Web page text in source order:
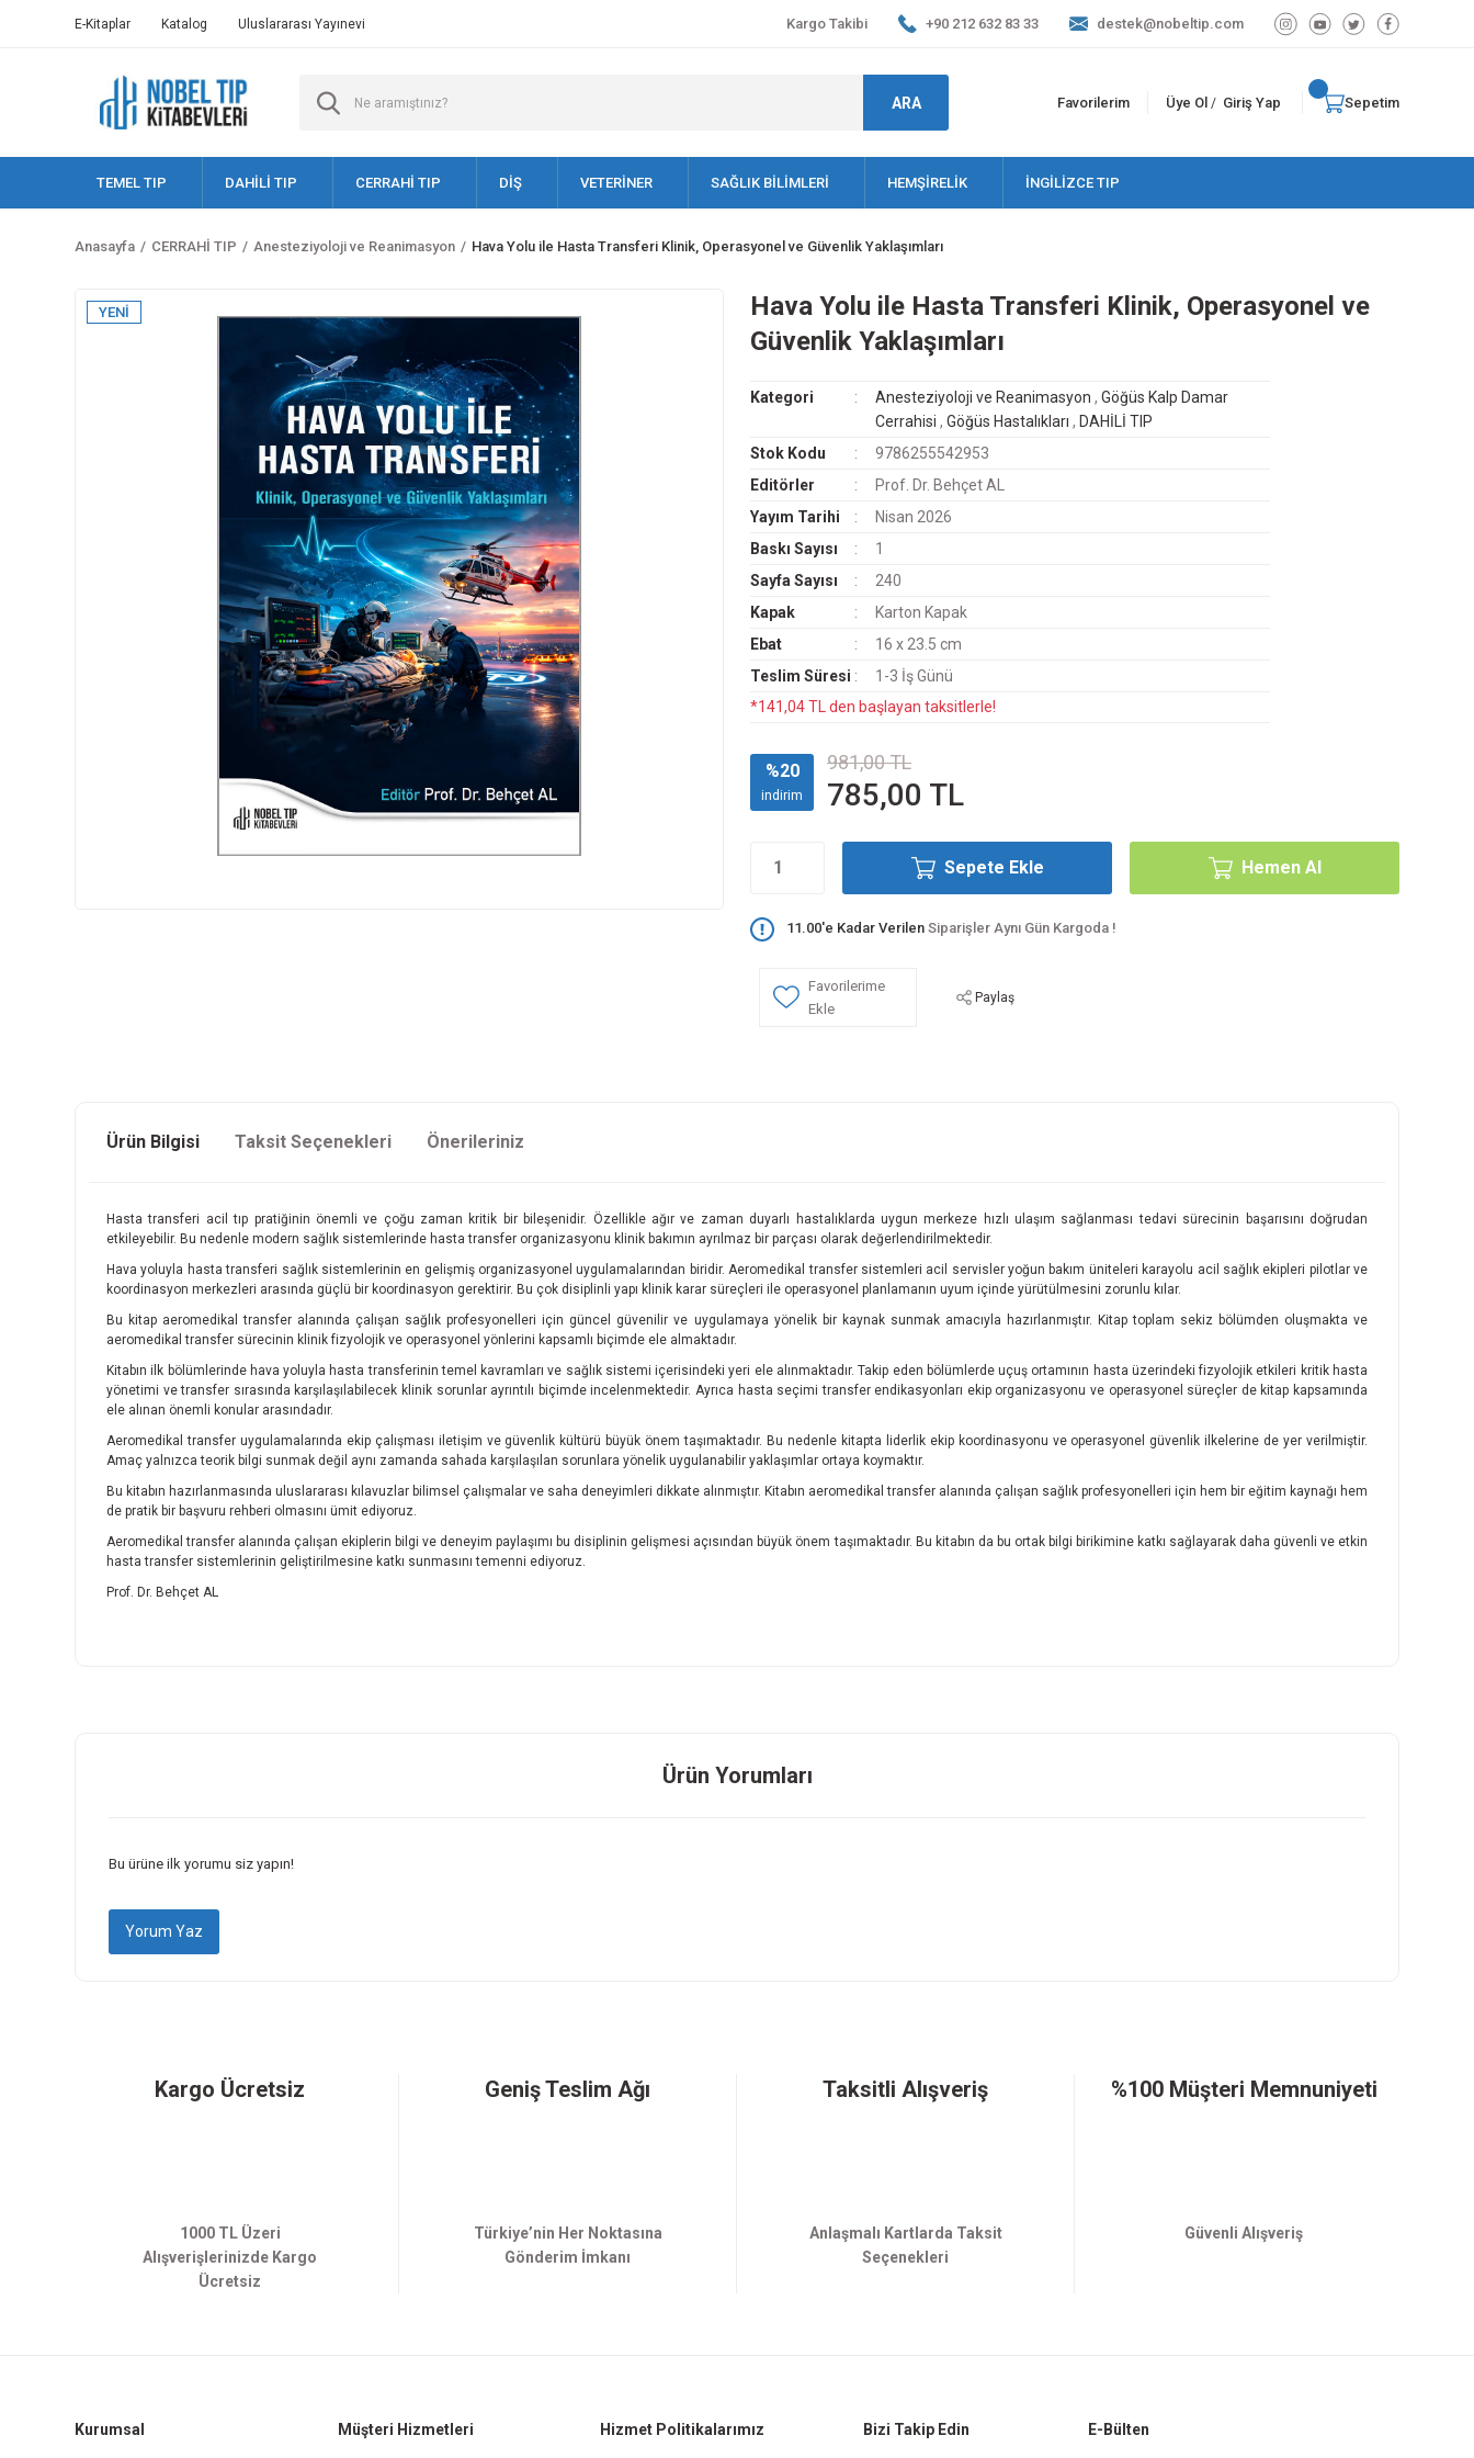
E-Kitaplar Katalog Uluslararası Yayınevi Kargo Takibi +90 212 632 83 33 destek@nobeltip.com
ARA Favorilerim Üye Ol / Giriş Yap Sepetim
TEMEL TIP DAHİLİ TIP CERRAHİ TIP DİŞ VETERİNER SAĞLIK BİLİMLERİ HEMŞİRELİK İNGİLİZCE TIP
Anasayfa CERRAHİ TIP Anesteziyoloji ve Reanimasyon Hava Yolu ile Hasta Transferi Klinik, Operasyonel ve Güvenlik Yaklaşımları
YENİ
Hava Yolu ile Hasta Transferi Klinik, Operasyonel ve
Güvenlik Yaklaşımları
Kategori Anesteziyoloji ve Reanimasyon , Göğüs Kalp Damar
Cerrahisi , Göğüs Hastalıkları , DAHİLİ TIP
Stok Kodu
9786255542953
Editörler
Prof. Dr. Behçet AL
Yayım Tarihi
Nisan 2026
Baskı Sayısı
1
Sayfa Sayısı
240
Kapak
Karton Kapak
Ebat
16 x 23.5 cm
Teslim Süresi
1-3 İş Günü
*141,04 TL den başlayan taksitlerle!
%20
indirim
981,00 TL
785,00 TL
Sepete Ekle Hemen Al
11.00'e Kadar Verilen Siparişler Aynı Gün Kargoda !
Paylaş
Ürün Bilgisi Taksit Seçenekleri Önerileriniz
Hasta transferi acil tıp pratiğinin önemli ve çoğu zaman kritik bir bileşenidir. Özellikle ağır ve zaman duyarlı hastalıklarda uygun merkeze hızlı ulaşım sağlanması tedavi sürecinin başarısını doğrudan
etkileyebilir. Bu nedenle modern sağlık sistemlerinde hasta transfer organizasyonu klinik bakımın ayrılmaz bir parçası olarak değerlendirilmektedir.
Hava yoluyla hasta transferi sağlık sistemlerinin en gelişmiş organizasyonel uygulamalarından biridir. Aeromedikal transfer sistemleri acil servisler yoğun bakım üniteleri karayolu acil sağlık ekipleri pilotlar ve
koordinasyon merkezleri arasında güçlü bir koordinasyon gerektirir. Bu çok disiplinli yapı klinik karar süreçleri ile operasyonel planlamanın uyum içinde yürütülmesini zorunlu kılar.
Bu kitap aeromedikal transfer alanında çalışan sağlık profesyonelleri için güncel güvenilir ve uygulamaya yönelik bir kaynak sunmak amacıyla hazırlanmıştır. Kitap toplam sekiz bölümden oluşmakta ve
aeromedikal transfer sürecinin klinik fizyolojik ve operasyonel yönlerini kapsamlı biçimde ele almaktadır.
Kitabın ilk bölümlerinde hava yoluyla hasta transferinin temel kavramları ve sağlık sistemi içerisindeki yeri ele alınmaktadır. Takip eden bölümlerde uçuş ortamının hasta üzerindeki fizyolojik etkileri kritik hasta
yönetimi ve transfer sırasında karşılaşılabilecek klinik sorunlar ayrıntılı biçimde incelenmektedir. Ayrıca hasta seçimi transfer endikasyonları ekip organizasyonu ve operasyonel süreçler de kitap kapsamında
ele alınan önemli konular arasındadır.
Aeromedikal transfer uygulamalarında ekip çalışması iletişim ve güvenlik kültürü büyük önem taşımaktadır. Bu nedenle kitapta liderlik ekip koordinasyonu ve operasyonel güvenlik ilkelerine de yer verilmiştir.
Amaç yalnızca teorik bilgi sunmak değil aynı zamanda sahada karşılaşılan sorunlara yönelik uygulanabilir yaklaşımlar ortaya koymaktır.
Bu kitabın hazırlanmasında uluslararası kılavuzlar bilimsel çalışmalar ve saha deneyimleri dikkate alınmıştır. Kitabın aeromedikal transfer alanında çalışan sağlık profesyonelleri için hem bir eğitim kaynağı hem
de pratik bir başvuru rehberi olmasını ümit ediyoruz.
Aeromedikal transfer alanında çalışan ekiplerin bilgi ve deneyim paylaşımı bu disiplinin gelişmesi açısından büyük önem taşımaktadır. Bu kitabın da bu ortak bilgi birikimine katkı sağlayarak daha güvenli ve etkin
hasta transfer sistemlerinin geliştirilmesine katkı sunmasını temenni ediyoruz.
Prof. Dr. Behçet AL
Bu ürüne benzer farklı alternatifler olmalı.
Ürün Yorumları
Bu ürüne ilk yorumu siz yapın!
Yorum Yaz
Kargo Ücretsiz
1000 TL Üzeri
Alışverişlerinizde Kargo
Ücretsiz
Geniş Teslim Ağı
Türkiye’nin Her Noktasına
Gönderim İmkanı
Taksitli Alışveriş
Anlaşmalı Kartlarda Taksit
Seçenekleri
%100 Müşteri Memnuniyeti
Güvenli Alışveriş
Kurumsal Müşteri Hizmetleri Hizmet Politikalarımız Bizi Takip Edin E-Bülten